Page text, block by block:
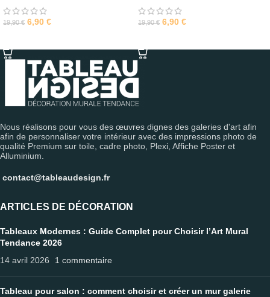
19,90€ 6,90 € 19,90€ 6,90 €
Nous réalisons pour vous des œuvres dignes des galeries d'art afin
afin de personnaliser votre intérieur avec des impressions photo de
qualité Premium sur toile, cadre photo, Plexi, Affiche Poster et
Alluminium.
contact@tableaudesign.fr
ARTICLES DE DÉCORATION
Tableaux Modernes : Guide Complet pour Choisir l’Art Mural
Tendance 2026
14 avril 2026
1 commentaire
Tableau pour salon : comment choisir et créer un mur galerie